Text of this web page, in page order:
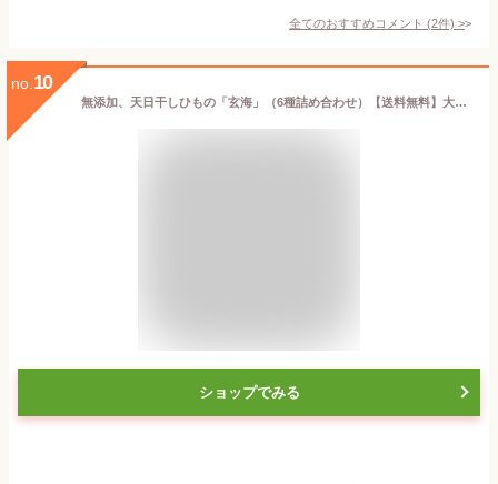
全てのおすすめコメント (2件) >
no. 10
無添加、天日干しひもの「玄海」（6種詰め合わせ）【送料無料】大嶋商店 大嶋屋 干物 あじ のどぐろ 穴子 カマス 鯛 九州 福岡 お取り寄せグルメ 福岡県よかもんショップ
ショップでみる